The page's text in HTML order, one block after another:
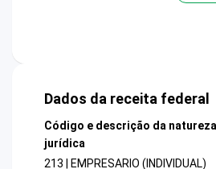
Dados da receita federal
Código e descrição da natureza
jurídica
213 | EMPRESARIO (INDIVIDUAL)